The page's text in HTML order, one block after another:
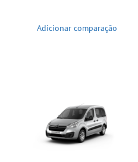
Adicionar comparação